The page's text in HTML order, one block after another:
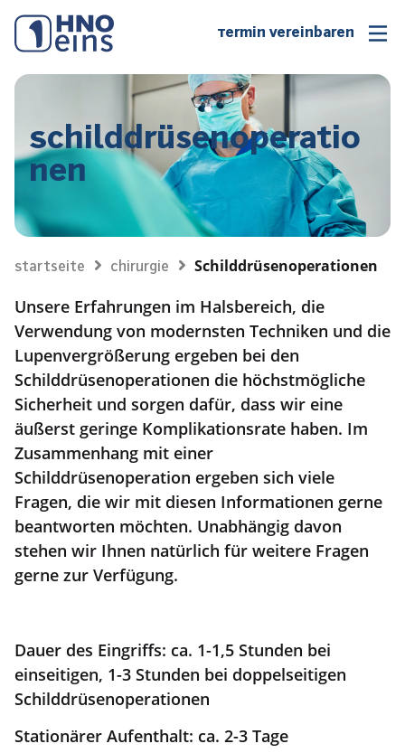
Termin vereinbaren
Schilddrüsenoperatio
nen
Startseite Chirurgie Schilddrüsenoperationen
Unsere Erfahrungen im Halsbereich, die
Verwendung von modernsten Techniken und die
Lupenvergrößerung ergeben bei den
Schilddrüsenoperationen die höchstmögliche
Sicherheit und sorgen dafür, dass wir eine
äußerst geringe Komplikationsrate haben. Im
Zusammenhang mit einer
Schilddrüsenoperation ergeben sich viele
Fragen, die wir mit diesen Informationen gerne
beantworten möchten. Unabhängig davon
stehen wir Ihnen natürlich für weitere Fragen
gerne zur Verfügung.
Dauer des Eingriffs: ca. 1-1,5 Stunden bei
einseitigen, 1-3 Stunden bei doppelseitigen
Schilddrüsenoperationen
Stationärer Aufenthalt: ca. 2-3 Tage